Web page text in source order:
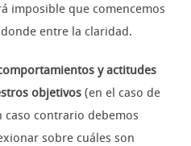
imposible que comencemos
entre la claridad.
y actitudes
objetivos (en el caso de
caso contrario debemos
sobre cuáles son